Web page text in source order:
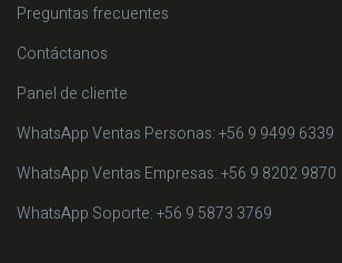
Preguntas frecuentes
Contáctanos
Panel de cliente
WhatsApp Ventas Personas: +56 9 9499 6339
WhatsApp Ventas Empresas: +56 9 8202 9870
WhatsApp Soporte: +56 9 5873 3769